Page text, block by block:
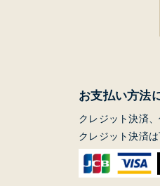
お支払い方法
クレジット決済
クレジット決済